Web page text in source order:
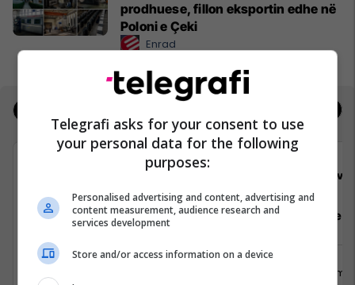
prodhuese, fillon eksportin edhe në
Poloni e Çeki
Enrad
Viva Fresh Store
Sektorist/e Arkatar/e
Telegrafi asks for your consent to use
your personal data for the following
purposes:
Personalised advertising and content, advertising and
content measurement, audience research and
services development
Store and/or access information on a device